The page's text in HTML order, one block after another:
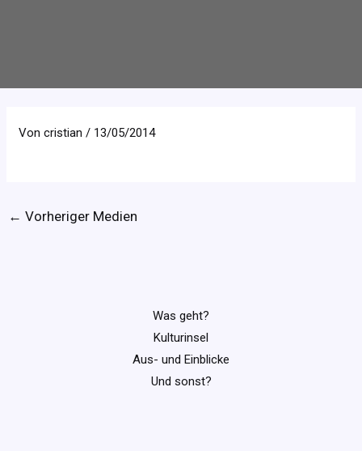
Voncristian/ 13/05/2014
← Vorheriger Medien
Was geht?
Kulturinsel
Aus- und Einblicke
Und sonst?